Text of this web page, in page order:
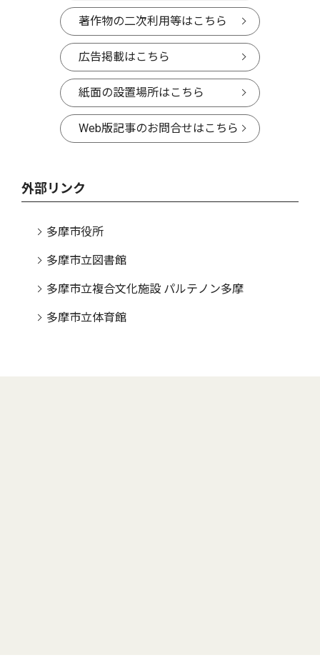
著作物の二次利用等はこちら
広告掲載はこちら
紙面の設置場所はこちら
Web版記事のお問合せはこちら
外部リンク
多摩市役所
多摩市立図書館
多摩市立複合文化施設 パルテノン多摩
多摩市立体育館